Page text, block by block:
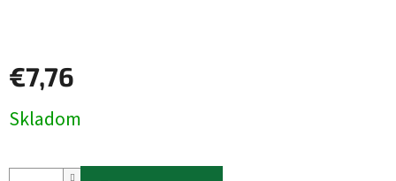
€7,76
cena:
Skladom